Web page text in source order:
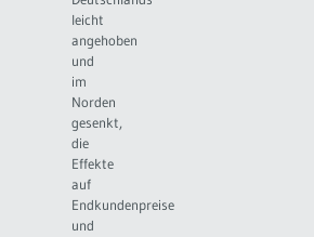
leicht
angehoben
und
im
Norden
gesenkt,
die
Effekte
auf
Endkundenpreise
und